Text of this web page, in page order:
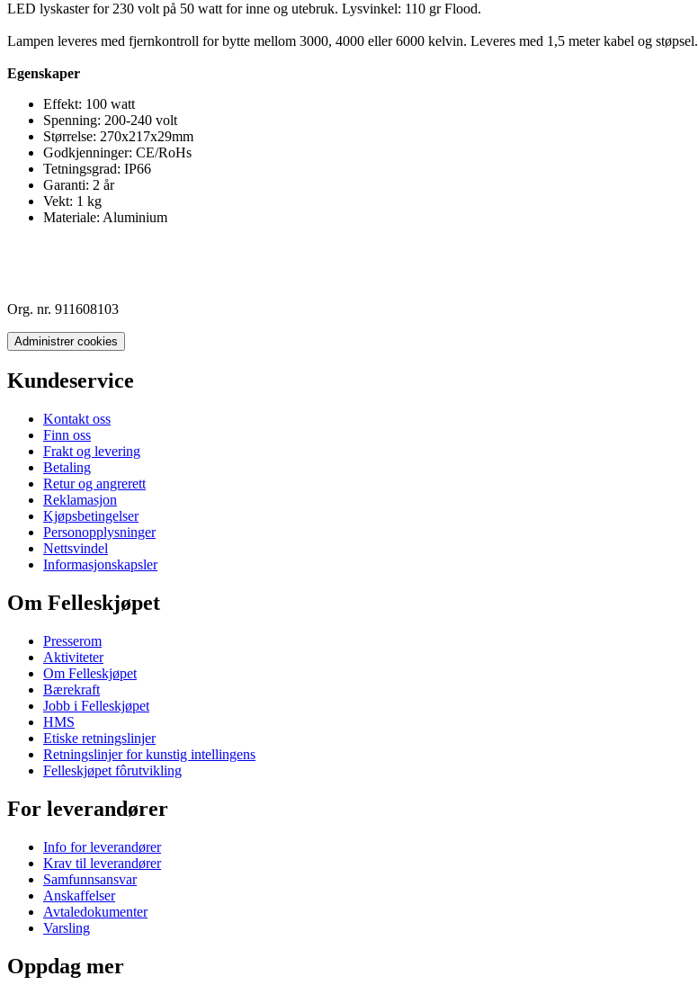
LED lyskaster for 230 volt på 50 watt for inne og utebruk. Lysvinkel: 110 gr Flood.
Lampen leveres med fjernkontroll for bytte mellom 3000, 4000 eller 6000 kelvin. Leveres med 1,5 meter kabel og støpsel.
Egenskaper
Effekt: 100 watt
Spenning: 200-240 volt
Størrelse: 270x217x29mm
Godkjenninger: CE/RoHs
Tetningsgrad: IP66
Garanti: 2 år
Vekt: 1 kg
Materiale: Aluminium
Org. nr. 911608103
Administrer cookies
Kundeservice
Kontakt oss
Finn oss
Frakt og levering
Betaling
Retur og angrerett
Reklamasjon
Kjøpsbetingelser
Personopplysninger
Nettsvindel
Informasjonskapsler
Om Felleskjøpet
Presserom
Aktiviteter
Om Felleskjøpet
Bærekraft
Jobb i Felleskjøpet
HMS
Etiske retningslinjer
Retningslinjer for kunstig intellingens
Felleskjøpet fôrutvikling
For leverandører
Info for leverandører
Krav til leverandører
Samfunnsansvar
Anskaffelser
Avtaledokumenter
Varsling
Oppdag mer